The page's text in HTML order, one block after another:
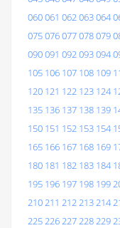
060061 062063064
075076077078079
090091 092093094
105 106 107 108 109
120 121 122 123 124
135 136 137 138 139
150 151 152 153 154
165 166 167 168 169
180 181 182 183 184
195 196 197 198 199
210211 212213214
225226227228229